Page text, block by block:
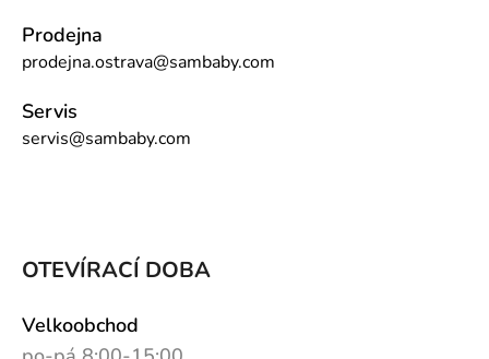
Prodejna
prodejna.ostrava@sambaby.com
Servis
servis@sambaby.com
OTEVÍRACÍ DOBA
Velkoobchod